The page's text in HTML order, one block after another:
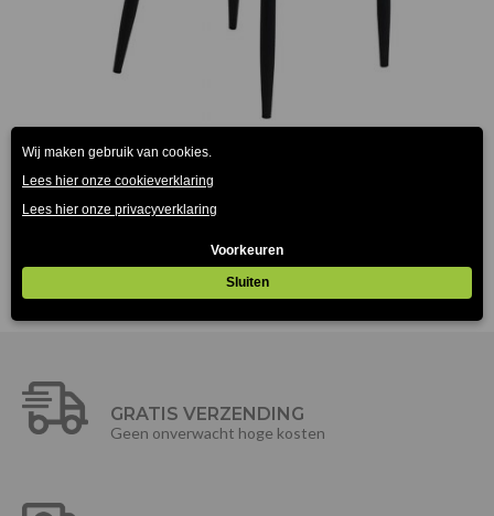
Ottowa stoel grijs
€ 135.00
GRATIS VERZENDING
Geen onverwacht hoge kosten